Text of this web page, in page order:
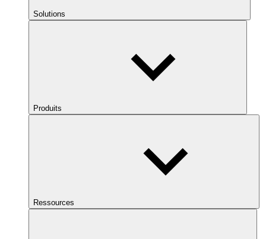
Solutions
Produits
Ressources